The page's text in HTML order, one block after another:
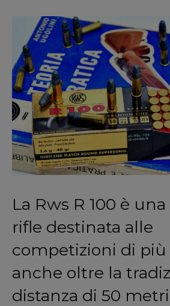
La Rws R 100 è
rifle destinata alle
competizioni di più
anche oltre la
distanza di 50